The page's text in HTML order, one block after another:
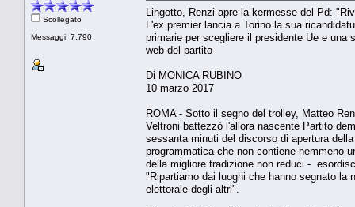
Scollegato
Messaggi: 7.790
Lingotto, Renzi apre la kermesse del Pd:
L'ex premier lancia a Torino la sua
primarie per scegliere il presidente Ue e una
web del partito
Di MONICA RUBINO
10 marzo 2017
ROMA - Sotto il segno del trolley, Matteo
Veltroni battezzò l'allora nascente Partito
sessanta minuti del discorso di apertura
programmatica che non contiene nemmeno
della migliore tradizione non reduci -
"Ripartiamo dai luoghi che hanno segnato
elettorale degli altri".